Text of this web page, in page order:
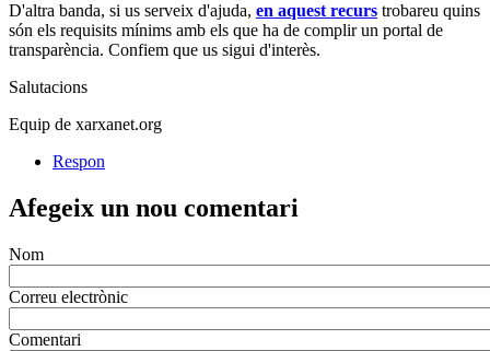
exemple
d&#039;entitat
que
tingui
D'altra banda, si us serveix d'ajuda, en aquest recurs trobareu quins
són els requisits mínims amb els que ha de complir un portal de
transparència. Confiem que us sigui d'interès.
Salutacions
Equip de xarxanet.org
Respon
Afegeix un nou comentari
Nom
Correu electrònic
Comentari